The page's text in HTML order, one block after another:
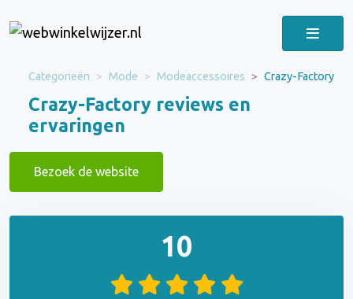
Categorieën Mode Modeaccessoires Crazy-Factory
Crazy-Factory reviews en
ervaringen
Bezoek de website
10